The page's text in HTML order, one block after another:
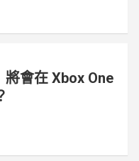
會在 Xbox One